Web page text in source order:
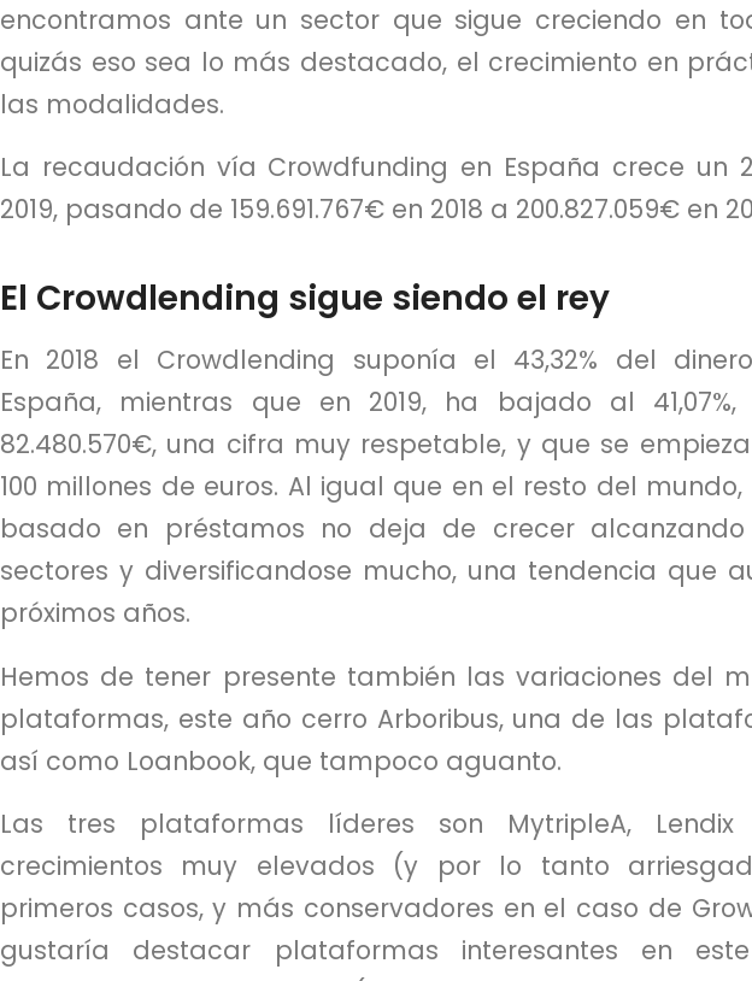
encontramos ante un sector que sigue creciendo en
quizás eso sea lo más destacado, el crecimiento en
las modalidades.
La recaudación vía Crowdfunding en España crece un
2019, pasando de 159.691.767€ en 2018 a 200.827.059€ en
El Crowdlending sigue siendo el rey
En 2018 el Crowdlending suponía el 43,32% del
España, mientras que en 2019, ha bajado al
82.480.570€, una cifra muy respetable, y que se
100 millones de euros. Al igual que en el resto del
basado en préstamos no deja de crecer
sectores y diversificandose mucho, una tendencia que
próximos años.
Hemos de tener presente también las variaciones del
plataformas, este año cerro Arboribus, una de las
así como Loanbook, que tampoco aguanto.
Las tres plataformas líderes son MytripleA,
crecimientos muy elevados (y por lo tanto
primeros casos, y más conservadores en el caso de
gustaría destacar plataformas interesantes en